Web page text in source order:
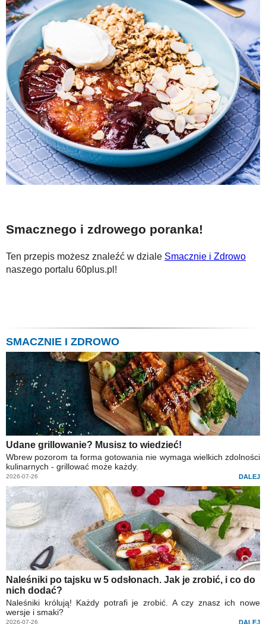
Smacznego i zdrowego poranka!
Ten przepis możesz znaleźć w dziale Smacznie i Zdrowo
naszego portalu 60plus.pl!
SMACZNIE I ZDROWO
Udane grillowanie? Musisz to wiedzieć!
Wbrew pozorom ta forma gotowania nie wymaga wielkich zdolności
kulinarnych - grillować może każdy.
2026-07-26 DALEJ
Naleśniki po tajsku w 5 odsłonach. Jak je zrobić, i co do
nich dodać?
Naleśniki królują! Każdy potrafi je zrobić. A czy znasz ich nowe
wersje i smaki?
2026-07-26 DALEJ